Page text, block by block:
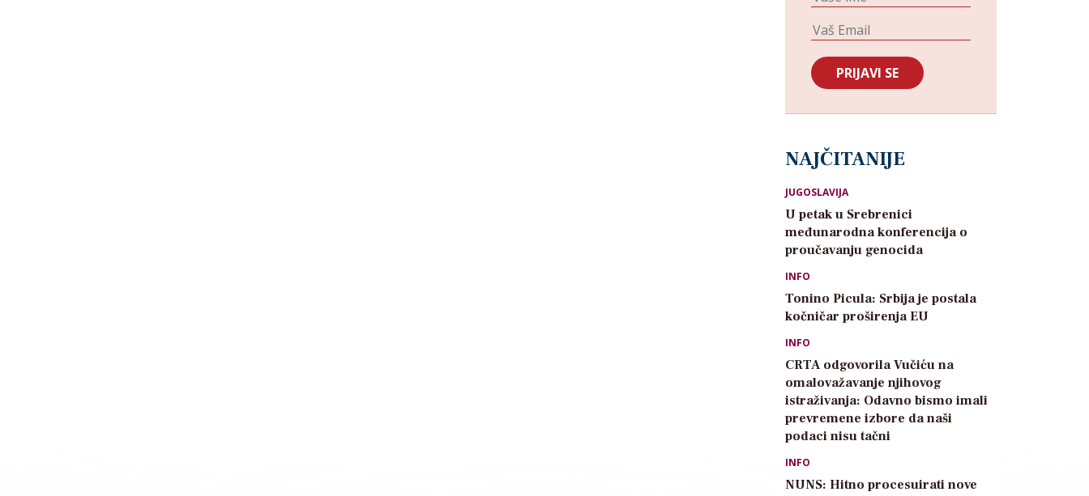
NAJČITANIJE
JUGOSLAVIJA
U petak u Srebrenici
međunarodna konferencija o
proučavanju genocida
INFO
Tonino Picula: Srbija je postala
kočničar proširenja EU
INFO
CRTA odgovorila Vučiću na
omalovažavanje njihovog
istraživanja: Odavno bismo imali
prevremene izbore da naši
podaci nisu tačni
INFO
NUNS: Hitno procesuirati nove